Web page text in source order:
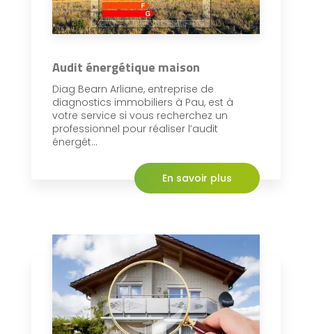
Audit énergétique maison
Diag Bearn Arliane, entreprise de
diagnostics immobiliers à Pau, est à
votre service si vous recherchez un
professionnel pour réaliser l’audit
énergét...
En savoir plus